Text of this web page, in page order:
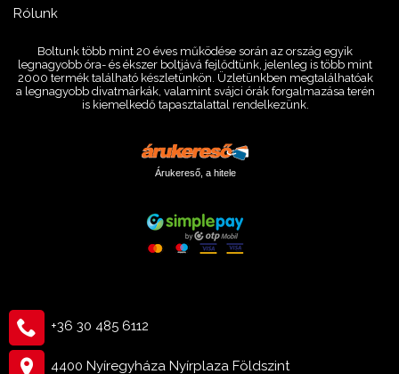
Rólunk
Boltunk több mint 20 éves működése során az ország egyik
legnagyobb óra- és ékszer boltjává fejlődtünk, jelenleg is több mint
2000 termék található készletünkön. Üzletünkben megtalálhatóak
a legnagyobb divatmárkák, valamint svájci órák forgalmazása terén
is kiemelkedő tapasztalattal rendelkezünk.
Árukereső, a hitele
+36 30 485 6112
4400 Nyíregyháza Nyírplaza Földszint